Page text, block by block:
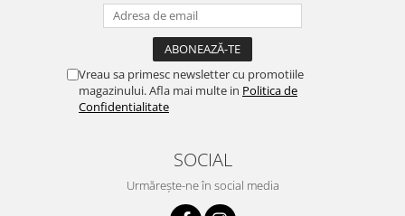
Vreau sa primesc newsletter cu promotiile
magazinului. Afla mai multe in Politica de
Confidentialitate
SOCIAL
Urmărește-ne în social media